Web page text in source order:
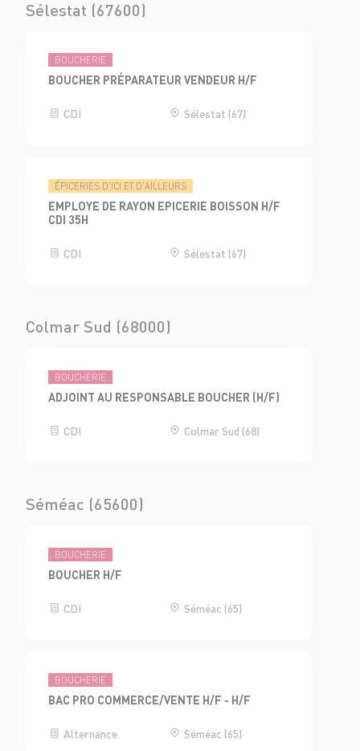
Sélestat (67600)
BOUCHERIE
BOUCHER PRÉPARATEUR VENDEUR H/F
CDI Sélestat (67)
ÉPICERIES D'ICI ET D'AILLEURS
EMPLOYE DE RAYON EPICERIE BOISSON H/F
CDI 35H
CDI Sélestat (67)
Colmar Sud (68000)
BOUCHERIE
ADJOINT AU RESPONSABLE BOUCHER (H/F)
CDI Colmar Sud (68)
Séméac (65600)
BOUCHERIE
BOUCHER H/F
CDI Séméac (65)
BOUCHERIE
BAC PRO COMMERCE/VENTE H/F - H/F
Alternance Séméac (65)